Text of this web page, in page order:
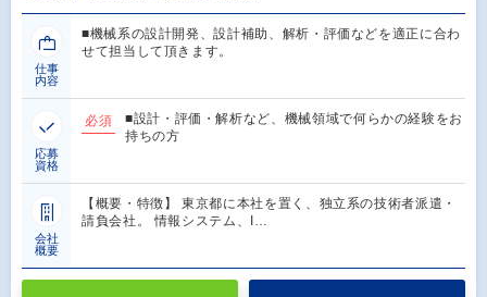
仕事
内容
■機械系の設計開発、設計補助、解析・評価などを適正に合わ
せて担当して頂きます。
応募
資格
必須
■設計・評価・解析など、機械領域で何らかの経験をお
持ちの方
会社
概要
【概要・特徴】 東京都に本社を置く、独立系の技術者派遣・
請負会社。 情報システム、I…